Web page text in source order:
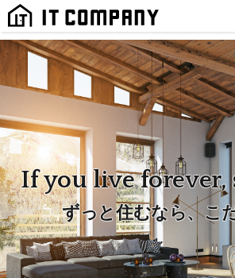
If you live forever,
ずっと住むなら、こ